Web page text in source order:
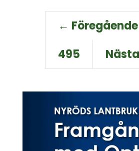
← Föregående
495